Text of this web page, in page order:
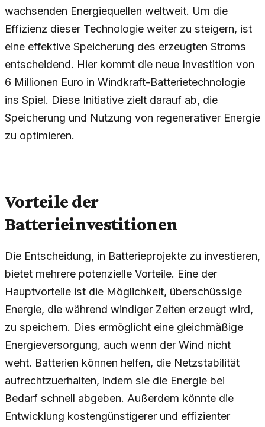
wachsenden Energiequellen weltweit. Um die
Effizienz dieser Technologie weiter zu steigern, ist
eine effektive Speicherung des erzeugten Stroms
entscheidend. Hier kommt die neue Investition von
6 Millionen Euro in Windkraft-Batterietechnologie
ins Spiel. Diese Initiative zielt darauf ab, die
Speicherung und Nutzung von regenerativer Energie
zu optimieren.
Vorteile der
Batterieinvestitionen
Die Entscheidung, in Batterieprojekte zu investieren,
bietet mehrere potenzielle Vorteile. Eine der
Hauptvorteile ist die Möglichkeit, überschüssige
Energie, die während windiger Zeiten erzeugt wird,
zu speichern. Dies ermöglicht eine gleichmäßige
Energieversorgung, auch wenn der Wind nicht
weht. Batterien können helfen, die Netzstabilität
aufrechtzuerhalten, indem sie die Energie bei
Bedarf schnell abgeben. Außerdem könnte die
Entwicklung kostengünstigerer und effizienter